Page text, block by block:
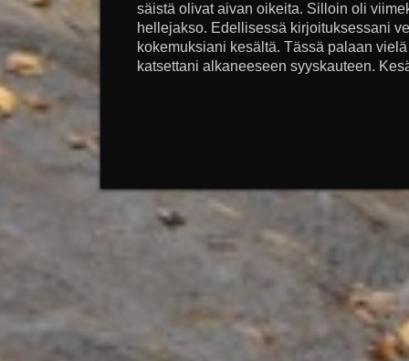
säistä olivat aivan oikeita. Silloin oli
hellejakso. Edellisessä kirjoituksessani
kokemuksiani kesältä. Tässä palaan
katsettani alkaneeseen syyskauteen.